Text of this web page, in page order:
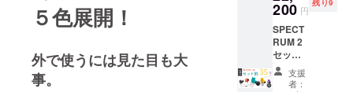
５色展開！
外で使うには見た目も大
事。
ター、フィ
ジオセラピ
ストの経験
豊富なチー
ムと協業し
びいた
だけま
す ※金
額は、
税込・
送料込
の価格
RUM 本
体 1個
付け替
えヘッ
ド 4種
USB-C
ケーブ
200 円
SPECT
RUM 2
セット
（定価
33,000
支援
者：